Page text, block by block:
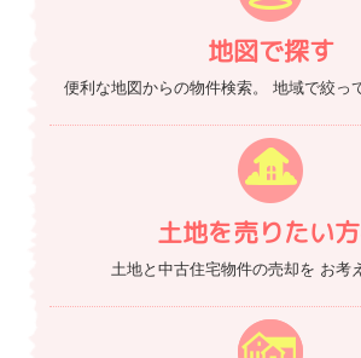
地図で探す
便利な地図からの物件検索。 地域で絞っ
土地を売りたい
土地と中古住宅物件の売却を お考